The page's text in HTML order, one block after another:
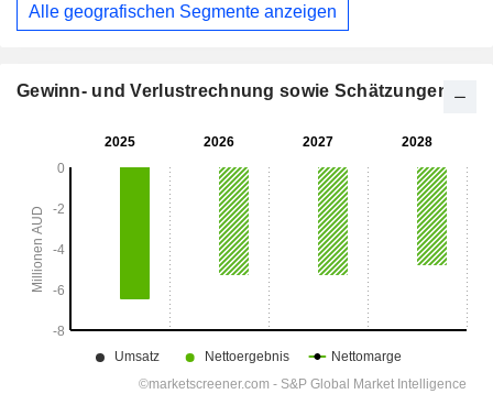
Alle geografischen Segmente anzeigen
Gewinn- und Verlustrechnung sowie Schätzungen